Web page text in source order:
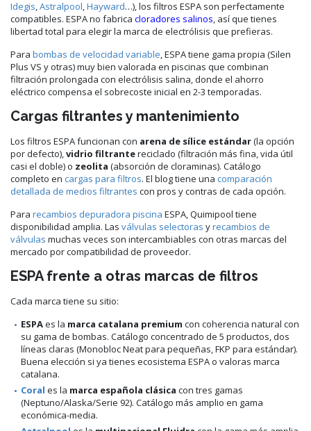
Idegis,Astralpool,Hayward…), los filtros ESPA son perfectamente
compatibles. ESPA no fabrica cloradores salinos, así que tienes
libertad total para elegir la marca de electrólisis que prefieras.
Para bombas de velocidad variable, ESPA tiene gama propia (Silen
Plus VS y otras) muy bien valorada en piscinas que combinan
filtración prolongada con electrólisis salina, donde el ahorro
eléctrico compensa el sobrecoste inicial en 2-3 temporadas.
Cargas filtrantes y mantenimiento
Los filtros ESPA funcionan con arena de sílice estándar(la opción
por defecto),vidrio filtrantereciclado (filtración más fina, vida útil
casi el doble) o zeolita (absorción de cloraminas). Catálogo
completo en cargas para filtros. El blog tiene una comparación
detallada de medios filtrantes con pros y contras de cada opción.
Para recambios depuradora piscina ESPA, Quimipool tiene
disponibilidad amplia. Las válvulas selectoras yrecambios de
válvulas muchas veces son intercambiables con otras marcas del
mercado por compatibilidad de proveedor.
ESPA frente a otras marcas de filtros
Cada marca tiene su sitio:
ESPAes la marca catalana premium con coherencia natural con
su gama de bombas. Catálogo concentrado de 5 productos, dos
líneas claras (Monobloc Neat para pequeñas, FKP para estándar).
Buena elección si ya tienes ecosistema ESPA o valoras marca
catalana.
Coral es la marca española clásica con tres gamas
(Neptuno/Alaska/Serie 92). Catálogo más amplio en gama
económica-media.